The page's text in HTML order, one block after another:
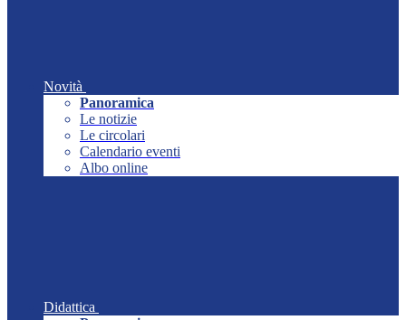
Novità
Panoramica
Le notizie
Le circolari
Calendario eventi
Albo online
Didattica